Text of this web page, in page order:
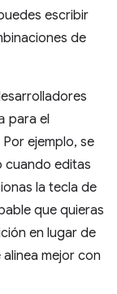
escribir
de
para el
ejemplo, se
cuando editas
la tecla de
que quieras
en lugar de
mejor con